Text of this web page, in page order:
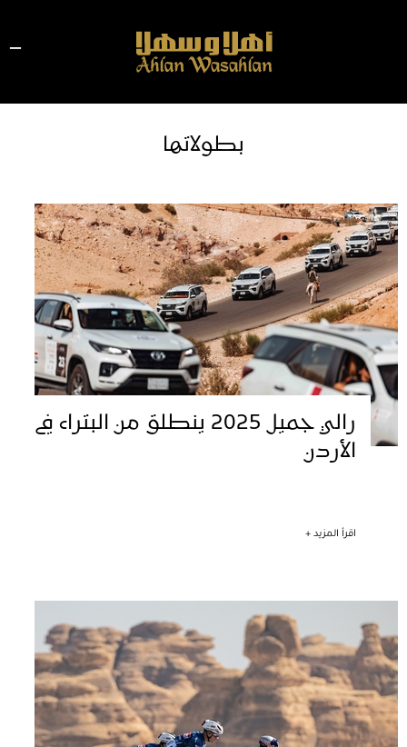
بطولاتها
رالي جميل 2025 ينطلق من البتراء في
الأردن
اقرأ المزيد +